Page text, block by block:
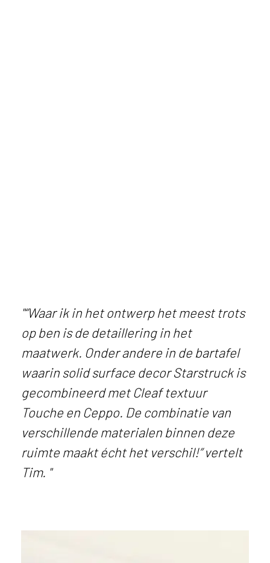
“Waar ik in het ontwerp het meest trots
op ben is de detaillering in het
maatwerk. Onder andere in de bartafel
waarin solid surface decor Starstruck is
gecombineerd met Cleaf textuur
Touche en Ceppo. De combinatie van
verschillende materialen binnen deze
ruimte maakt écht het verschil!” vertelt
Tim.